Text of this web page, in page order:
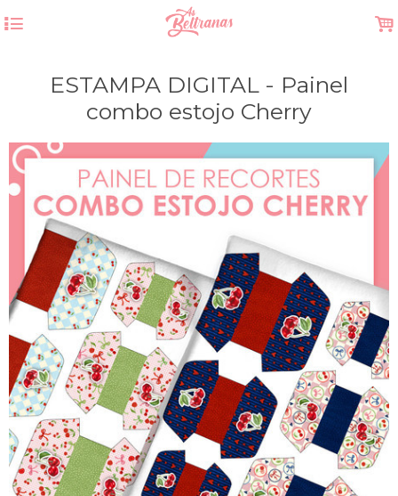
4 .
ESTAMPA DIGITAL - Painel
combo estojo Cherry